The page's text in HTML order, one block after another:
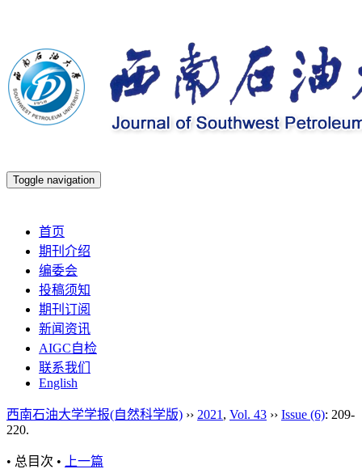
Toggle navigation
首页
期刊介绍
编委会
投稿须知
期刊订阅
新闻资讯
AIGC自检
联系我们
English
西南石油大学学报(自然科学版) ›› 2021 , Vol. 43 ›› Issue (6): 209-
220.
• 总目次 • 上一篇